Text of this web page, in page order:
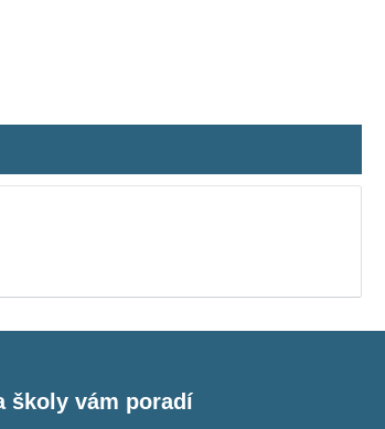
školy vám poradí